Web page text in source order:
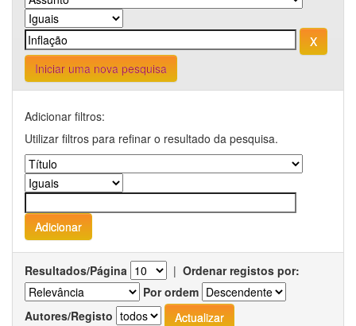
Iniciar uma nova pesquisa
Adicionar filtros:
Utilizar filtros para refinar o resultado da pesquisa.
Resultados/Página | Ordenar registos por:
Por ordem
Autores/Registo